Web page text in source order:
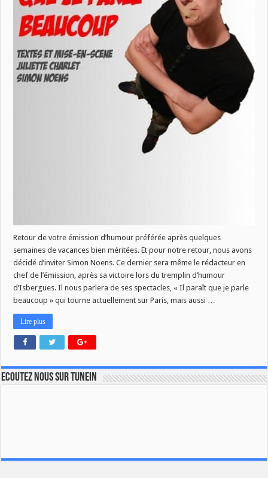
Retour de votre émission d’humour préférée après quelques
semaines de vacances bien méritées. Et pour notre retour, nous avons
décidé d’inviter Simon Noens. Ce dernier sera même le rédacteur en
chef de l’émission, après sa victoire lors du tremplin d’humour
d’Isbergues. Il nous parlera de ses spectacles, « Il paraît que je parle
beaucoup » qui tourne actuellement sur Paris, mais aussi …
Lire plus
Ecoutez nous sur TuneIn